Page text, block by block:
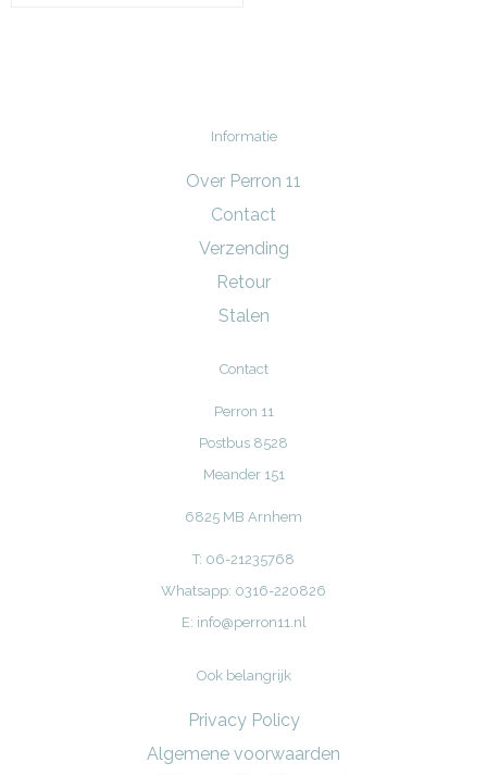
Informatie
Over Perron 11
Contact
Verzending
Retour
Stalen
Contact
Perron 11
Postbus 8528
Meander 151
6825 MB Arnhem
T: 06-21235768
Whatsapp: 0316-220826
E: info@perron11.nl
Ook belangrijk
Privacy Policy
Algemene voorwaarden